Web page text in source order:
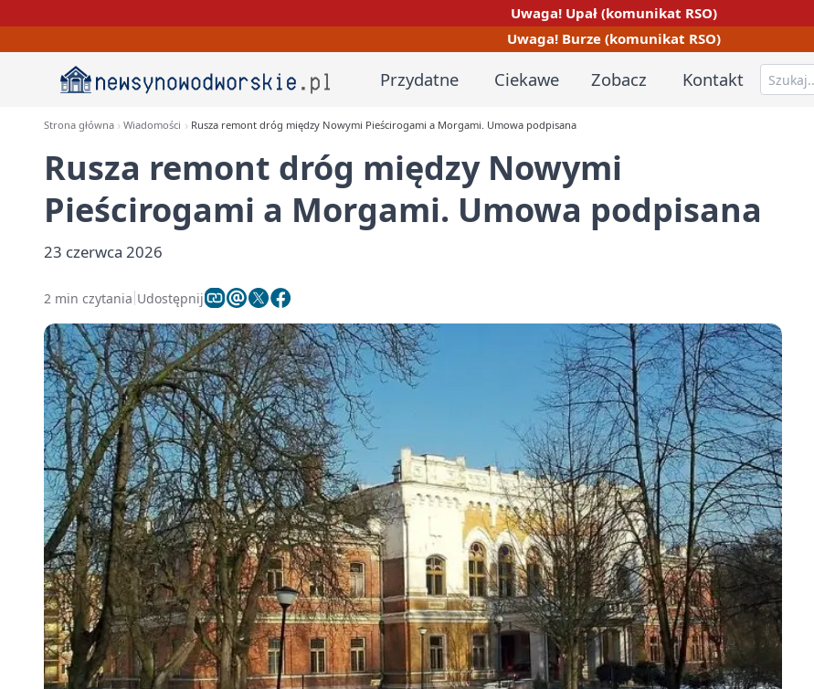
Uwaga! Upał (komunikat RSO)
Uwaga! Burze (komunikat RSO)
Przydatne Ciekawe Zobacz Kontakt
Strona główna Wiadomości Rusza remont dróg między Nowymi Pieścirogami a Morgami. Umowa podpisana
Rusza remont dróg między Nowymi
Pieścirogami a Morgami. Umowa podpisana
23 czerwca 2026
2 min czytania Udostępnij